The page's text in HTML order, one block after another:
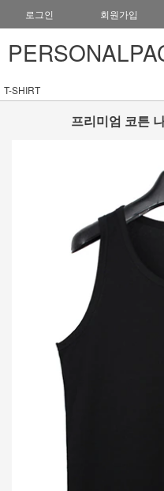
로그인 회원가입
T-SHIRT
프리미엄 코튼